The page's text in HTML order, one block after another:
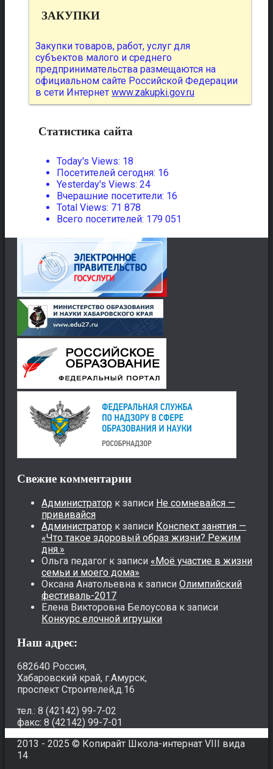
ЗАКУПКИ
Закупки товаров, работ, услуг для
субъектов малого и среднего
предпринимательства размещаются на
официальном сайте Российской Федерации
в сети Интернет www.zakupki.gov.ru
Статистика сайта
Today's Views: 18
Посетителей сегодня: 16
Yesterday's Views: 24
Вчерашние посетители: 16
Total Views: 71 878
Всего посетителей: 179 051
Свежие комментарии
Администратор к записи Не сомневайся —
прививайся
Администратор к записи Конспект занятия —
«Что такое здоровый образ жизни? Режим
дня.»
Ольга педагог к записи «Моё участие в жизни
семьи и моего дома»
Оксана Анатольевна к записи Олимпийский
фестиваль-2017
Елена Викторовна Белоусова к записи
Конкурс елочной игрушки
Наш адрес:
682640 Россия,
Хабаровский край, г.Амурск,
проспект Строителей,д.16
тел.: 8 (42142) 99-7-02
факс: 8 (42142) 99-7-01
2013 - 2025 © Копирайт Школа-интернат VIII вида
14